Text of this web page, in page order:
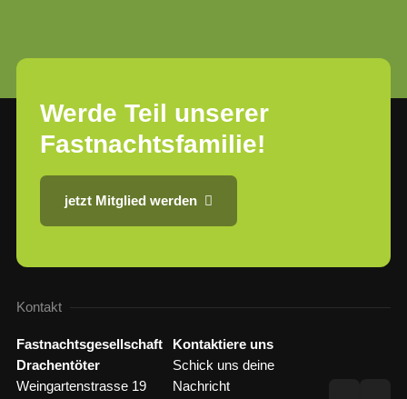
Werde Teil unserer
Fastnachtsfamilie!
jetzt Mitglied werden
Kontakt
Fastnachtsgesellschaft
Drachentöter
Weingartenstrasse 19
Kontaktiere uns
Schick uns deine
Nachricht